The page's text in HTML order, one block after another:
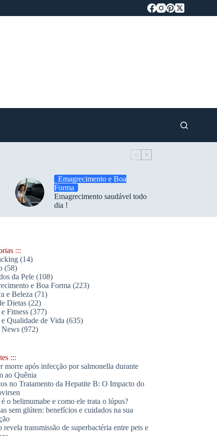
Emagrecimento e Boa
Forma
Emagrecimento saudável todo
dia !
:::
(14)
(58)
da Pele(108)
e Boa Forma (223)
e Beleza (71)
Dietas(22)
Fitness(377)
e Qualidade de Vida (635)
News(972)
:::
morre após infecção por salmonella durante
ao Quênia
no Tratamento da Hepatite B: O Impacto do
o belimumabe e como ele trata o lúpus?
sem glúten: benefícios e cuidados na sua
revela transmissão de superbactéria entre pets e